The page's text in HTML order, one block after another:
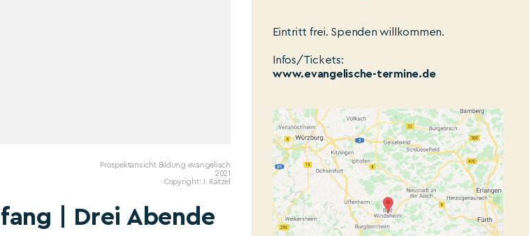
Prospektansicht Bildung evangelisch
2021
Copyright: J. Kätzel
| Drei Abende
Eintritt frei. Spenden willkommen.
Infos/Tickets:
www.evangelische-termine.de